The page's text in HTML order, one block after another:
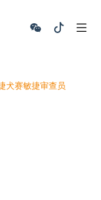
犬赛敏捷审查员